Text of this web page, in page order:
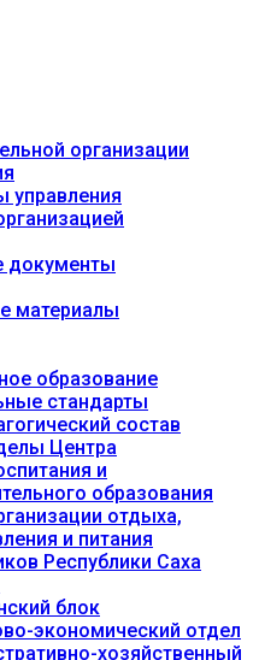
организации
управления
документы
материалы
образование
стандарты
состав
Центра
и
образования
отдыха,
и питания
Республики Саха
блок
экономический отдел
хозяйственный